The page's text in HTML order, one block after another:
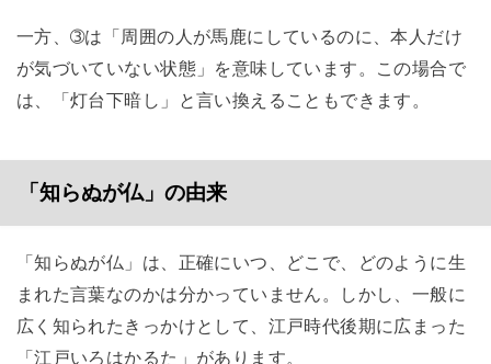
一方、➂は「周囲の人が馬鹿にしているのに、本人だけ
が気づいていない状態」を意味しています。この場合で
は、「灯台下暗し」と言い換えることもできます。
「知らぬが仏」の由来
「知らぬが仏」は、正確にいつ、どこで、どのように生
まれた言葉なのかは分かっていません。しかし、一般に
広く知られたきっかけとして、江戸時代後期に広まった
「江戸いろはかるた」があります。